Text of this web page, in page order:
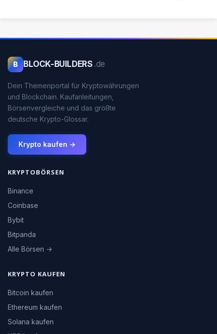
B BLOCK-BUILDERS .de
Dein Themenportal für Kryptowährungen
und Blockchain. Kaufanleitungen,
Börsenvergleiche und das größte
deutsche Krypto-Glossar.
Krypto kaufen →
KRYPTOBÖRSEN
Binance
Coinbase
Bybit
Bitpanda
Alle Börsen →
KRYPTO KAUFEN
Bitcoin kaufen
Ethereum kaufen
Solana kaufen